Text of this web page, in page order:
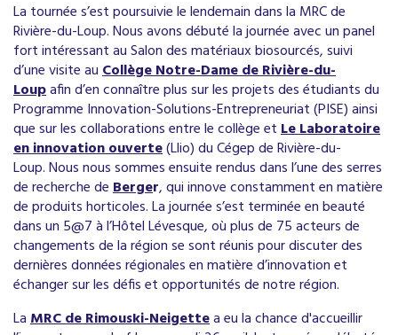
La tournée s’est poursuivie le lendemain dans la MRC de
Rivière-du-Loup. Nous avons débuté la journée avec un panel
fort intéressant au Salon des matériaux biosourcés, suivi
d’une visite auCollège Notre-Dame de Rivière-du-
Loupafin d’en connaître plus sur les projets des étudiants du
Programme Innovation-Solutions-Entrepreneuriat (PISE) ainsi
que sur les collaborations entre le collège etLe Laboratoire
en innovation ouverte(Llio) du Cégep de Rivière-du-
Loup. Nous nous sommes ensuite rendus dans l’une des serres
de recherche deBerger, qui innove constamment en matière
de produits horticoles. La journée s’est terminée en beauté
dans un 5@7 à l’Hôtel Lévesque, où plus de 75 acteurs de
changements de la région se sont réunis pour discuter des
dernières données régionales en matière d’innovation et
échanger sur les défis et opportunités de notre région.​
LaMRC de Rimouski-Neigettea eu la chance d'accueillir